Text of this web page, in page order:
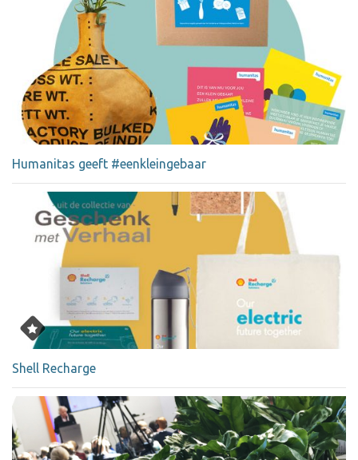
Humanitas geeft #eenkleingebaar
Shell Recharge